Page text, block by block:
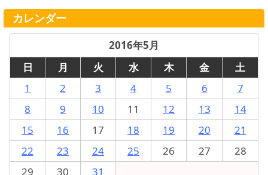
カレンダー
2016年5月
日
月 火 水 木 金
土
1
2 3 4 5 6
7
8
9 10 11 12 13
14
15
16 17 18 19 20
21
22
23 24 25 26 27
28
29
30 31